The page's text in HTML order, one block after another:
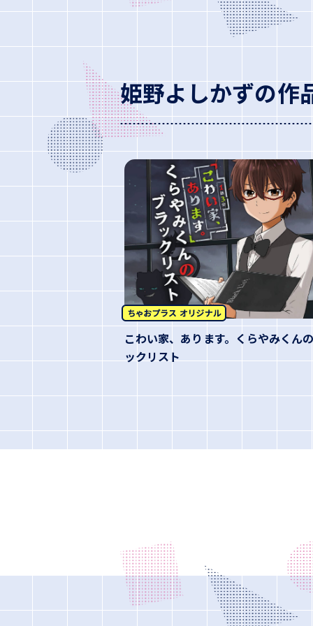
姫野よしかずの作
こわい家、あります。くらやみくん
ックリスト